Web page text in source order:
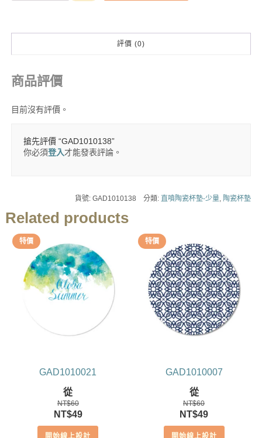
評價 (0)
商品評價
目前沒有評價。
搶先評價 “GAD1010138”
你必須登入才能發表評論。
貨號:GAD1010138 分類: 直噴陶瓷杯墊-少量 陶瓷杯墊
Related products
特價
GAD1010021
從
NT$60
原
始
NT$49目
前
開始線上設計
特價
GAD1010007
從
NT$60
原
始
NT$49目
前
開始線上設計